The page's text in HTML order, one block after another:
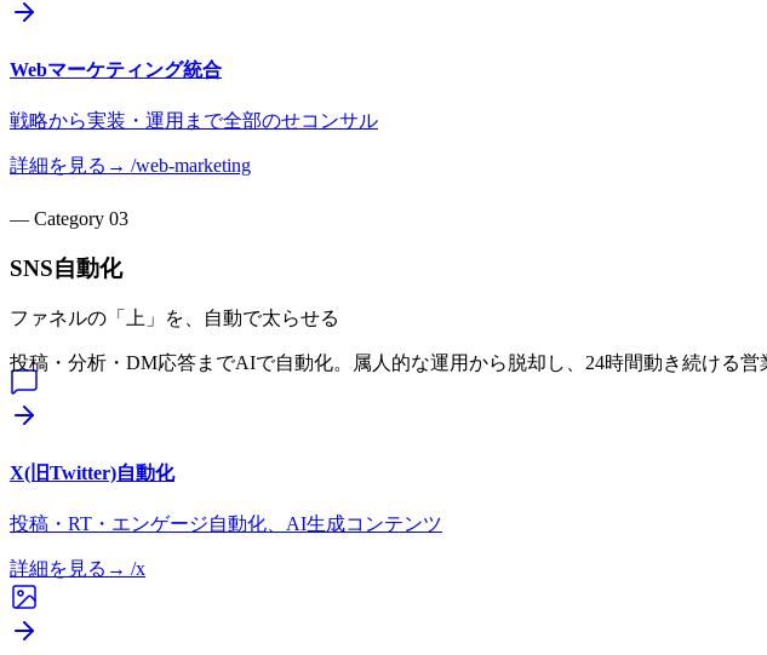
Webマーケティング統合
戦略から実装・運用まで全部のせコンサル
詳細を見る → /web-marketing
— Category 03
SNS自動化
ファネルの「上」を、自動で太らせる
投稿・分析・DM応答までAIで自動化。属人的な運用から脱却し、24時間動き続ける営
X(旧Twitter)自動化
投稿・RT・エンゲージ自動化、AI生成コンテンツ
詳細を見る → /x